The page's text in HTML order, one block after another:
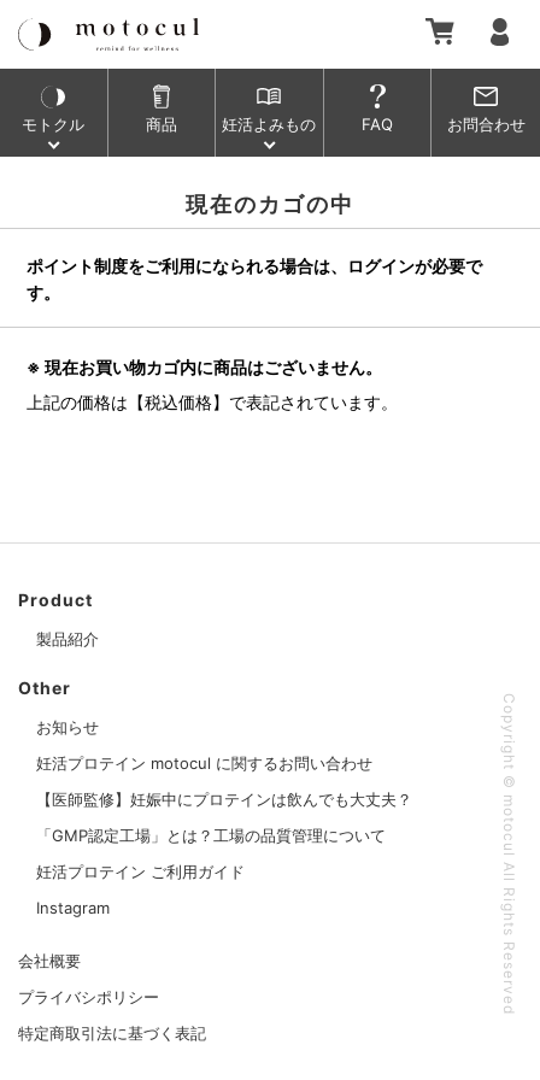
モトクル 商品 妊活よみもの FAQ お問合わせ
現在のカゴの中
ポイント制度をご利用になられる場合は、ログインが必要で
す。
※ 現在お買い物カゴ内に商品はございません。
上記の価格は【税込価格】で表記されています。
Product
製品紹介
Other
お知らせ
妊活プロテイン motocul に関するお問い合わせ
【医師監修】妊娠中にプロテインは飲んでも大丈夫？
「GMP認定工場」とは？工場の品質管理について
妊活プロテイン ご利用ガイド
Instagram
会社概要
プライバシポリシー
特定商取引法に基づく表記
Copyright © motocul All Rights Reserved